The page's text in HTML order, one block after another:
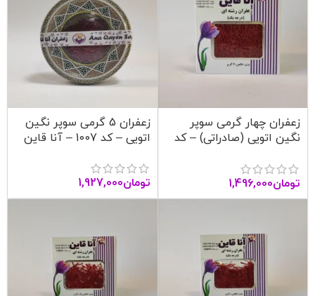
زعفران چهار گرمی سوپر
نگین اتویی (صادراتی) – کد
تومان1,496,000
زعفران 5 گرمی سوپر نگین
اتویی – کد 1007 – آنا قاین
تومان1,927,000